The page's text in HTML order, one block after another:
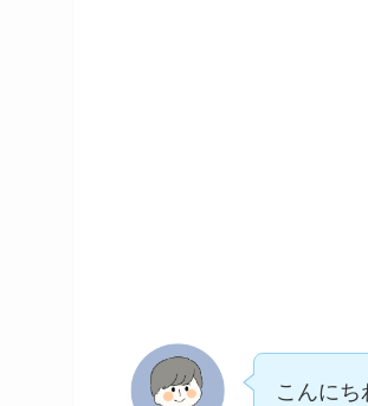
こんにち